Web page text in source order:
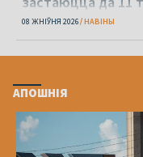
08 ЖНІЎНЯ 2026 НАВІНЫ
АПОШНІЯ